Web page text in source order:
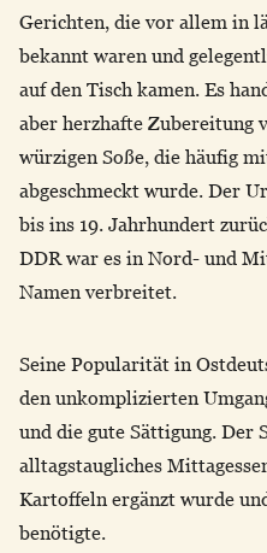
Gerichten, die vor allem in
bekannt waren und
auf den Tisch kamen. Es
aber herzhafte Zubereitung
würzigen Soße, die häufig
abgeschmeckt wurde. Der
bis ins 19. Jahrhundert
DDR war es in Nord- und
Namen verbreitet.
Seine Popularität in
den unkomplizierten
und die gute Sättigung. Der
alltagstaugliches
Kartoffeln ergänzt wurde
benötigte.